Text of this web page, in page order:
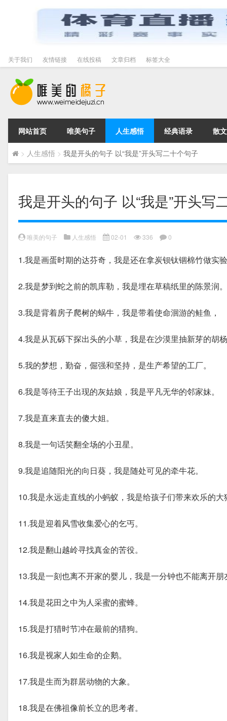
关于我们 友情链接 在线投稿 文章归档 标签大全
网站首页 唯美句子 人生感悟 经典语录 散
> 人生感悟 > 我是开头的句子 以“我是”开头写二十个句子
我是开头的句子 以“我是”开头写
唯美的句子 人生感悟 02-01 336 0
1.我是画蛋时期的达芬奇，我是还在拿炭钡钛锢棉竹做实验
2.我是梦到蛇之前的凯库勒，我是埋在草稿纸里的陈景润。
3.我是背着房子爬树的蜗牛，我是带着使命洄游的鲑鱼，
4.我是从瓦砾下探出头的小草，我是在沙漠里抽新芽的胡杨
5.我的梦想，勤奋，倔强和坚持，是生产希望的工厂。
6.我是等待王子出现的灰姑娘，我是平凡无华的邻家妹。
7.我是直来直去的傻大姐。
8.我是一句话笑翻全场的小丑星。
9.我是追随阳光的向日葵，我是随处可见的牵牛花。
10.我是永远走直线的小蚂蚁，我是给孩子们带来欢乐的大
11.我是迎着风雪收集爱心的乞丐。
12.我是翻山越岭寻找真金的苦役。
13.我是一刻也离不开家的婴儿，我是一分钟也不能离开朋
14.我是花田之中为人采蜜的蜜蜂。
15.我是打猎时节冲在最前的猎狗。
16.我是视家人如生命的企鹅。
17.我是生而为群居动物的大象。
18.我是在佛祖像前长立的思考者。